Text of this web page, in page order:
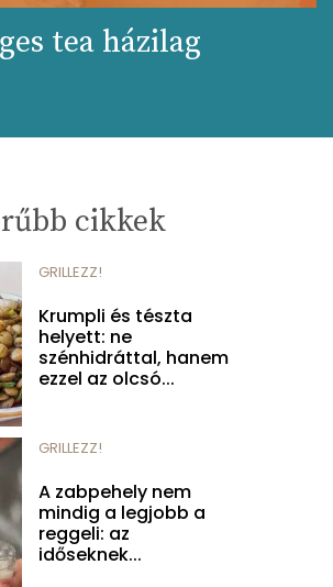
tea házilag
cikkek
GRILLEZZ!
Krumpli és tészta
helyett: ne
szénhidráttal, hanem
ezzel az olcsó...
GRILLEZZ!
A zabpehely nem
mindig a legjobb a
reggeli: az
időseknek...